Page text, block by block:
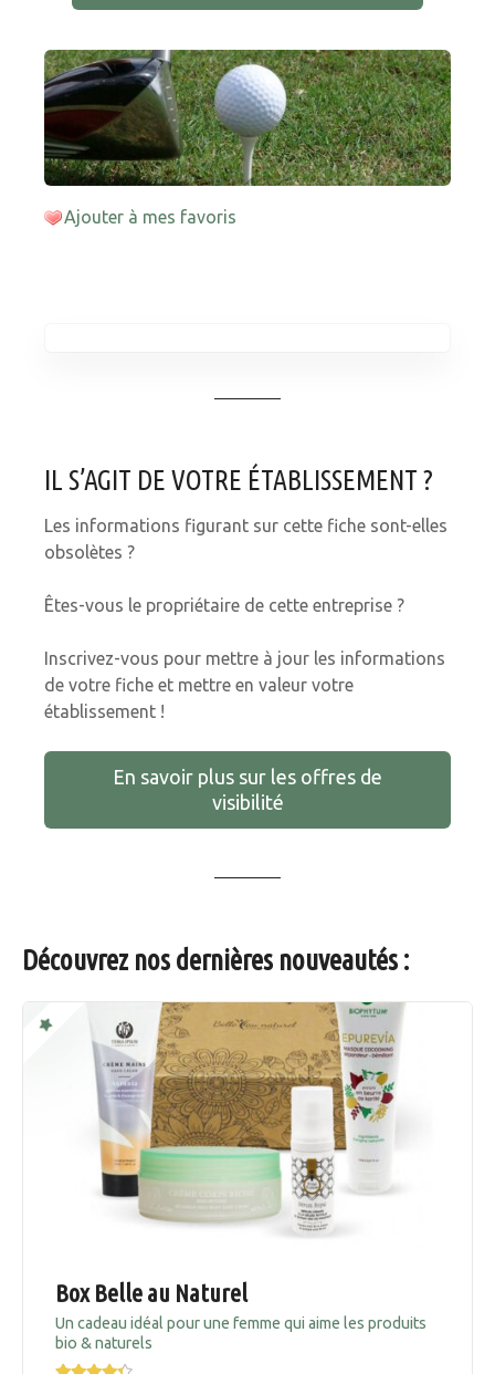
Ajouter à mes favoris
IL S’AGIT DE VOTRE ÉTABLISSEMENT ?
Les informations figurant sur cette fiche sont-elles
obsolètes ?
Êtes-vous le propriétaire de cette entreprise ?
Inscrivez-vous pour mettre à jour les informations
de votre fiche et mettre en valeur votre
établissement !
En savoir plus sur les offres de
visibilité
Découvrez nos dernières nouveautés :
Box Belle au Naturel
Un cadeau idéal pour une femme qui aime les produits
bio & naturels